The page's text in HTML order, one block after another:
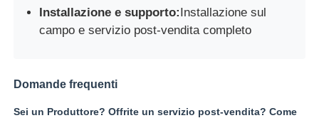
Installazione e supporto:Installazione sul
campo e servizio post-vendita completo
Domande frequenti
Sei un Produttore? Offrite un servizio post-vendita? Come